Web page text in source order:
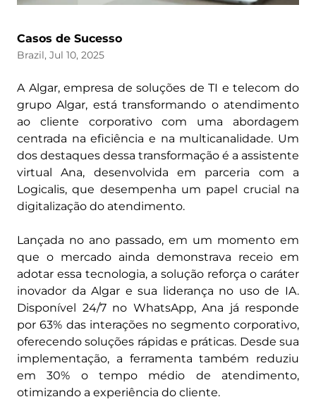
Casos de Sucesso
Brazil, Jul 10, 2025
A Algar, empresa de soluções de TI e telecom do
grupo Algar, está transformando o atendimento
ao cliente corporativo com uma abordagem
centrada na eficiência e na multicanalidade. Um
dos destaques dessa transformação é a assistente
virtual Ana, desenvolvida em parceria com a
Logicalis, que desempenha um papel crucial na
digitalização do atendimento.
Lançada no ano passado, em um momento em
que o mercado ainda demonstrava receio em
adotar essa tecnologia, a solução reforça o caráter
inovador da Algar e sua liderança no uso de IA.
Disponível 24/7 no WhatsApp, Ana já responde
por 63% das interações no segmento corporativo,
oferecendo soluções rápidas e práticas. Desde sua
implementação, a ferramenta também reduziu
em 30% o tempo médio de atendimento,
otimizando a experiência do cliente.